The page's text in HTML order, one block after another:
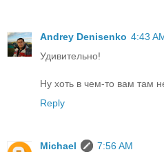
Andrey Denisenko 4:43
Удивительно!
Ну хоть в чем-то вам там
Reply
Michael
7:56 AM